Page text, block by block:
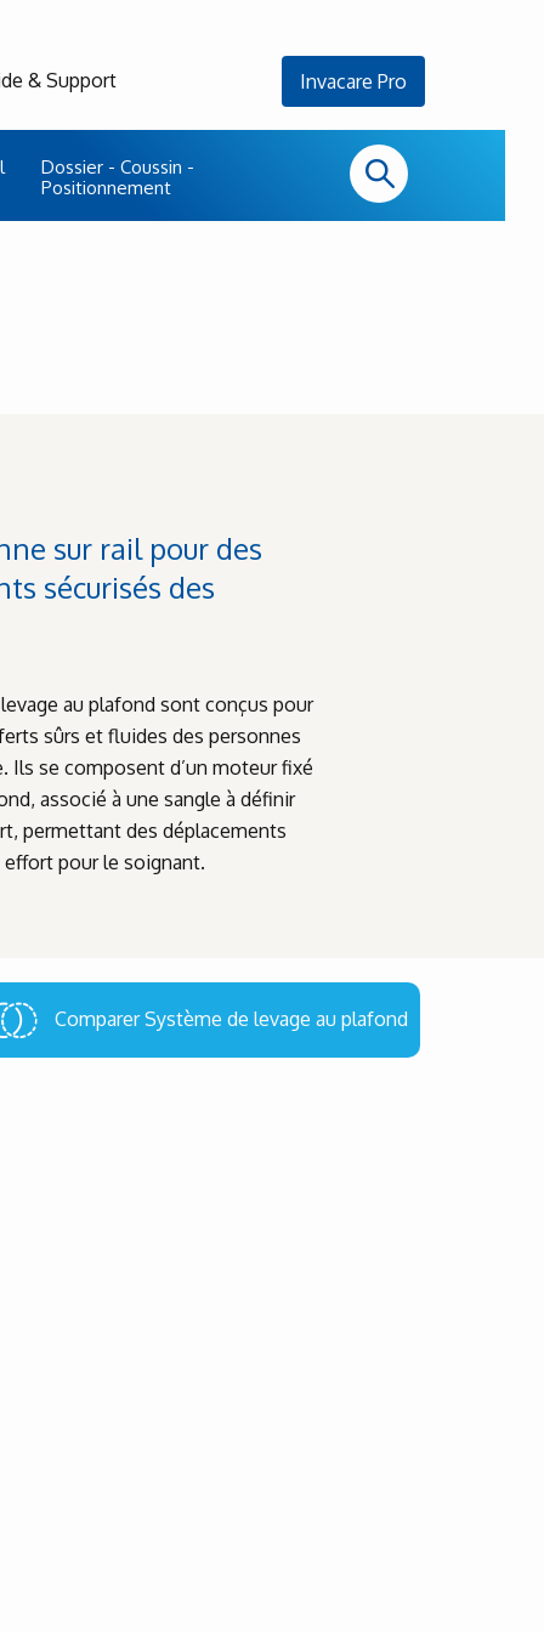
Dossier - Coussin -
Positionnement
& Support Invacare Pro
sur rail pour des
sécurisés des
au plafond sont conçus pour
sûrs et fluides des personnes
Ils se composent d’un moteur fixé
associé à une sangle à définir
permettant des déplacements
pour le soignant.
Comparer Système de levage au plafond